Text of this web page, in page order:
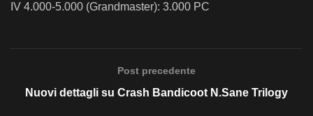
IV 4.000-5.000 (Grandmaster): 3.000 PC
Post precedente
Nuovi dettagli su Crash Bandicoot N.Sane Trilogy